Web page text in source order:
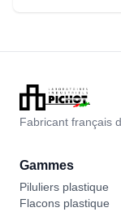
Fabricant français
Gammes
Piluliers plastique
Flacons plastique